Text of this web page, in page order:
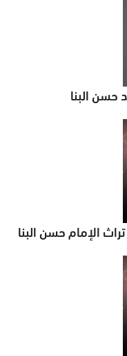
حسن البنا
الإمام حسن البنا